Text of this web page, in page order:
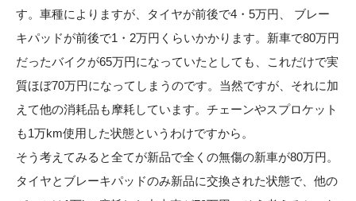
す。車種によりますが、タイヤが前後で4・5万円、 ブレー
キパッドが前後で1・2万円くらいかかります。新車で80万円
だったバイクが65万円になっていたとしても、これだけで実
質ほぼ70万円になってしまうのです。当然ですが、それに加
えて他の消耗品も摩耗しています。チェーンやスプロケット
も1万km使用した状態というわけですから。
そう考えてみると全てが新品で全くの無傷の新車が80万円。
タイヤとブレーキパッドのみ新品に交換された状態で、他の